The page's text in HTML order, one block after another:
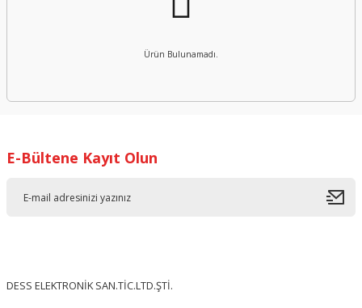
Ürün Bulunamadı.
E-Bültene Kayıt Olun
DESS ELEKTRONİK SAN.TİC.LTD.ŞTİ.